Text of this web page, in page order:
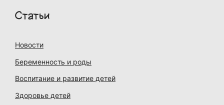
Статьи
Новости
Беременность и роды
Воспитание и развитие детей
Здоровье детей